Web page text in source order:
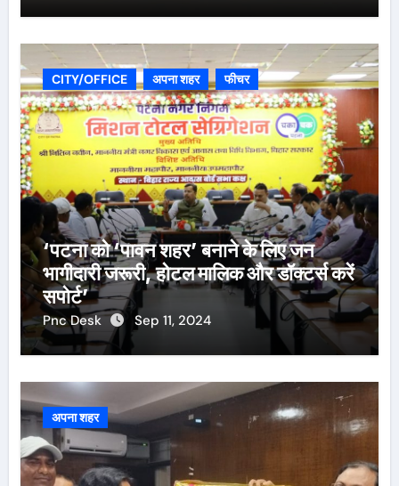
CITY/OFFICE अपना शहर फीचर
‘पटना को ‘पावन शहर’ बनाने के लिए जन
भागीदारी जरूरी, होटल मालिक और डॉक्टर्स करें
सपोर्ट’
Pnc Desk Sep 11, 2024
अपना शहर